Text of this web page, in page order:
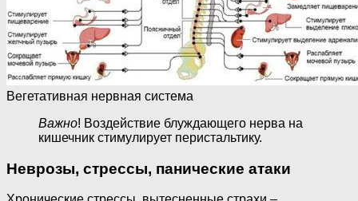
Вегетативная нервная система
Важно! Воздействие блуждающего нерва на
кишечник стимулирует перистальтику.
Неврозы, стрессы, панические атаки